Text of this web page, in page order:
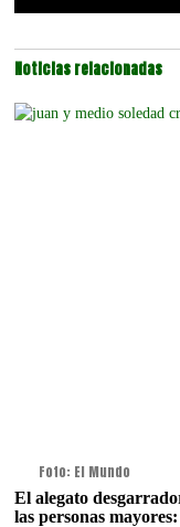
Noticias relacionadas
Foto: El Mundo
El alegato
las personas